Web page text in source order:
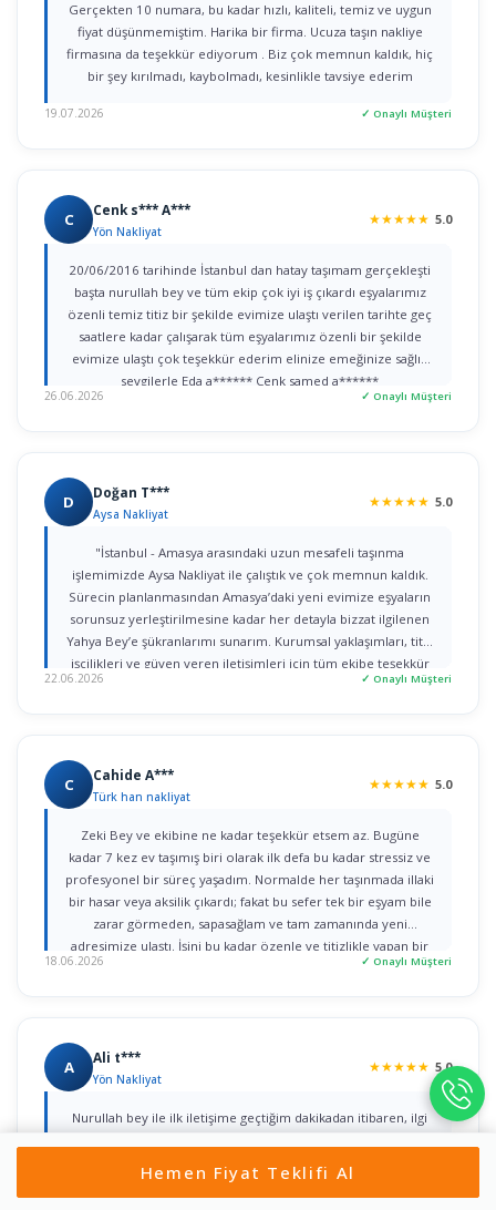
Gerçekten 10 numara, bu kadar hızlı, kaliteli, temiz ve uygun
fiyat düşünmemiştim. Harika bir firma. Ucuza taşın nakliye
firmasına da teşekkür ediyorum . Biz çok memnun kaldık, hiç
bir şey kırılmadı, kaybolmadı, kesinlikle tavsiye ederim
19.07.2026 ✓ Onaylı Müşteri
C Cenk s*** A***
Yön Nakliyat
★★★★★ 5.0
20/06/2016 tarihinde İstanbul dan hatay taşımam gerçekleşti
başta nurullah bey ve tüm ekip çok iyi iş çıkardı eşyalarımız
özenli temiz titiz bir şekilde evimize ulaştı verilen tarihte geç
saatlere kadar çalışarak tüm eşyalarımız özenli bir şekilde
evimize ulaştı çok teşekkür ederim elinize emeğinize sağlık
sevgilerle Eda a****** Cenk samed a******
26.06.2026 ✓ Onaylı Müşteri
D Doğan T***
Aysa Nakliyat
★★★★★ 5.0
"İstanbul - Amasya arasındaki uzun mesafeli taşınma
işlemimizde Aysa Nakliyat ile çalıştık ve çok memnun kaldık.
Sürecin planlanmasından Amasya’daki yeni evimize eşyaların
sorunsuz yerleştirilmesine kadar her detayla bizzat ilgilenen
Yahya Bey’e şükranlarımı sunarım. Kurumsal yaklaşımları, titiz
işçilikleri ve güven veren iletişimleri için tüm ekibe teşekkür
22.06.2026 ✓ Onaylı Müşteri
C Cahide A***
Türk han nakliyat
★★★★★ 5.0
Zeki Bey ve ekibine ne kadar teşekkür etsem az. Bugüne
kadar 7 kez ev taşımış biri olarak ilk defa bu kadar stressiz ve
profesyonel bir süreç yaşadım. Normalde her taşınmada illaki
bir hasar veya aksilik çıkardı; fakat bu sefer tek bir eşyam bile
zarar görmeden, sapasağlam ve tam zamanında yeni
adresimize ulaştı. İşini bu kadar özenle ve titizlikle yapan bir
firmaya rastlamak gerçekten büyük şans. Herkese gönül
18.06.2026 ✓ Onaylı Müşteri
A Ali t***
Yön Nakliyat
★★★★★ 5.0
Nurullah bey ile ilk iletişime geçtiğim dakikadan itibaren, ilgi
yaptılar çok teşekkür ediyorum herkese tavsiye ediyorum
Hemen Fiyat Teklifi Al